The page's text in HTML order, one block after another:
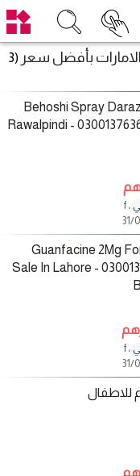
بأفضل سعر
(3
Behoshi Spray
Rawalpindi -
، f
Guanfacine 2Mg
Sale In Lahore -
، f
للاطفال